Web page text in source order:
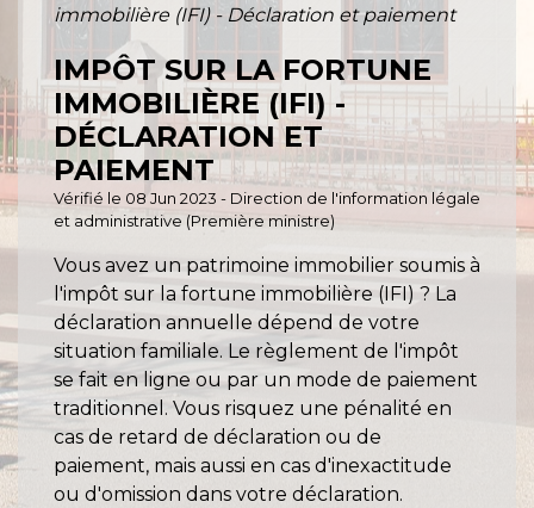
immobilière (IFI) - Déclaration et paiement
IMPÔT SUR LA FORTUNE
IMMOBILIÈRE (IFI) -
DÉCLARATION ET
PAIEMENT
Vérifié le 08 Jun 2023 - Direction de l'information légale
et administrative (Première ministre)
Vous avez un patrimoine immobilier soumis à
l'impôt sur la fortune immobilière (IFI) ? La
déclaration annuelle dépend de votre
situation familiale. Le règlement de l'impôt
se fait en ligne ou par un mode de paiement
traditionnel. Vous risquez une pénalité en
cas de retard de déclaration ou de
paiement, mais aussi en cas d'inexactitude
ou d'omission dans votre déclaration.